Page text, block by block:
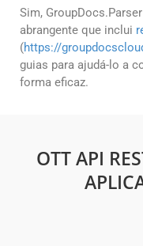
Sim,
abrangente que inclui
(https://
guias para ajudá-lo a
forma eficaz.
OTT API